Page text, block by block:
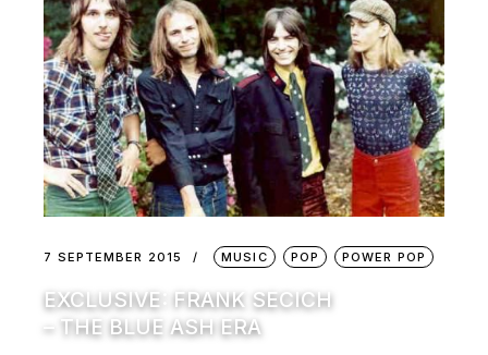
7 SEPTEMBER 2015 MUSIC POP POWER POP
EXCLUSIVE: FRANK SECICH
– THE BLUE ASH ERA